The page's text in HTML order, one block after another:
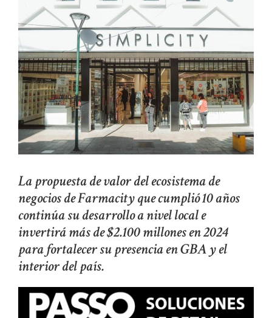
La propuesta de valor del ecosistema de
negocios de Farmacity que cumplió 10 años
continúa su desarrollo a nivel local e
invertirá más de $2.100 millones en 2024
para fortalecer su presencia en GBA y el
interior del país.